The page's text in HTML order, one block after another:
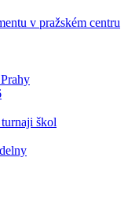
v pražském centru
škol